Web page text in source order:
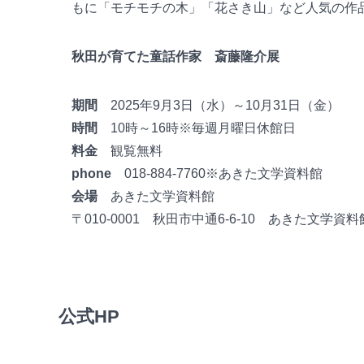
もに「モチモチの木」「花さき山」など人気の作
秋田が育てた童話作家 斎藤隆介展
期間
2025年9月3日（水）～10月31日（金）
時間
10時～16時※毎週月曜日休館日
料金 観覧無料
phone 018-884-7760※あきた文学資料館
会場あきた文学資料館
〒010-0001 秋田市中通6-6-10 あきた文学資料
公式HP